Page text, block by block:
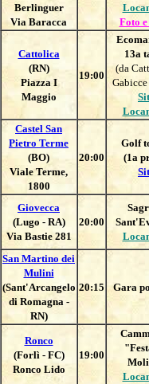
Berlinguer
Via Baracca
Foto
Cattolica
(RN)
Piazza I
Maggio
19:00
13a
(da
Castel San
Pietro Terme
(BO)
Viale Terme,
1800
20:00
Golf
(1a
Giovecca
(Lugo - RA)
Via Bastie 281
20:00
San Martino dei
Mulini
(Sant'Arcangelo
di Romagna -
RN)
20:15 Gara
Ronco
(Forlì - FC)
Ronco Lido
19:00